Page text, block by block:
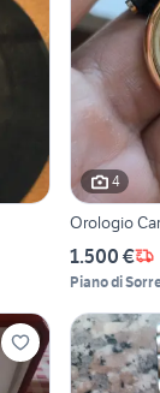
4
Orologio
1.500 €
Piano di